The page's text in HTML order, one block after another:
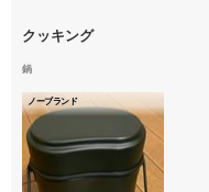
クッキング
鍋
ノーブランド